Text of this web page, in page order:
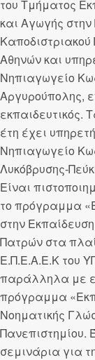
του Τμήματος
και Αγωγής στην
Καποδιστριακού
Αθηνών και
Νηπιαγωγείο
Αργυρούπολης,
εκπαιδευτικός.
έτη έχει
Νηπιαγωγείο
Λυκόβρυσης-
Είναι
το πρόγραμμα
στην
Πατρών στα
Ε.Π.Ε.Α.Ε.Κ του
παράλληλα με
πρόγραμμα
Νοηματικής
σεμινάρια για